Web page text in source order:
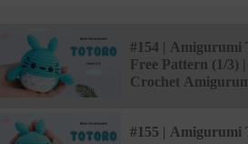
#154 | Amigurumi
Free Pattern (1/3)
Crochet
#155 | Amigurumi